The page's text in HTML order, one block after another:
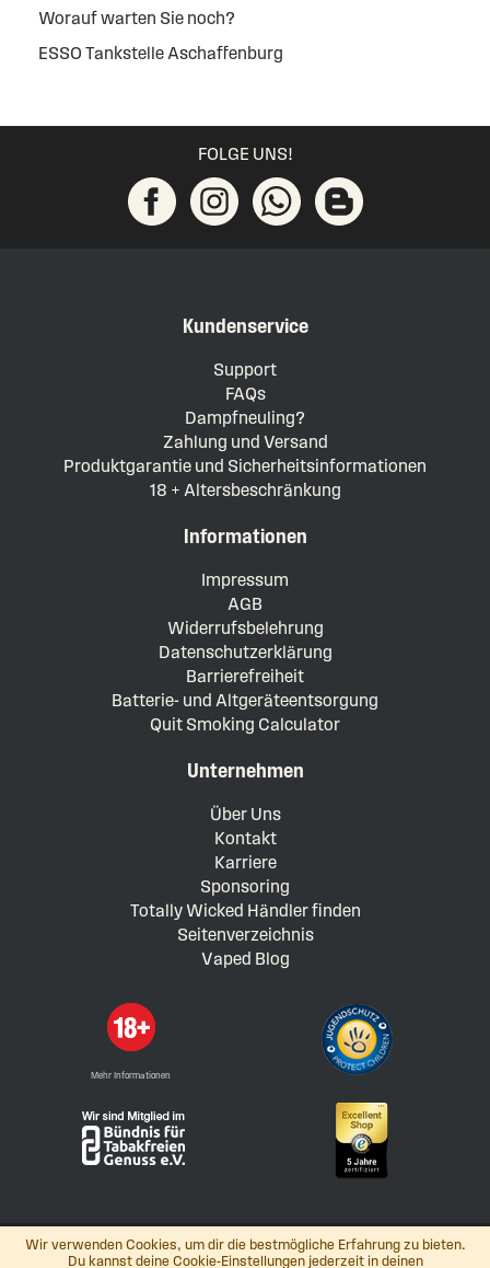
Wir verwenden Cookies, um dir die bestmögliche Erfahrung zu bieten.
Du kannst deine Cookie-Einstellungen jederzeit in deinen
Worauf warten Sie noch?
ESSO Tankstelle Aschaffenburg
FOLGE UNS!
Kundenservice
Support
FAQs
Dampfneuling?
Zahlung und Versand
Produktgarantie und Sicherheitsinformationen
18 + Altersbeschränkung
Informationen
Impressum
AGB
Widerrufsbelehrung
Datenschutzerklärung
Barrierefreiheit
Batterie- und Altgeräteentsorgung
Quit Smoking Calculator
Unternehmen
Über Uns
Kontakt
Karriere
Sponsoring
Totally Wicked Händler finden
Seitenverzeichnis
Vaped Blog
Mehr Informationen